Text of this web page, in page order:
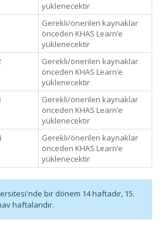
yüklenecektir
Gerekli/önerilen kaynaklar
önceden KHAS Learn’e
yüklenecektir
Gerekli/önerilen kaynaklar
önceden KHAS Learn’e
yüklenecektir
Gerekli/önerilen kaynaklar
önceden KHAS Learn’e
yüklenecektir
Gerekli/önerilen kaynaklar
önceden KHAS Learn’e
yüklenecektir
bir dönem 14 haftadır, 15.
haftalarıdır.